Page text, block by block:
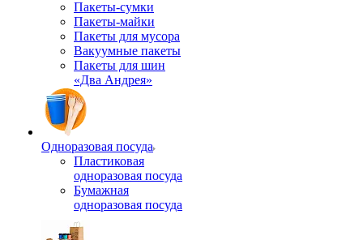
Пакеты-сумки
Пакеты-майки
Пакеты для мусора
Вакуумные пакеты
Пакеты для шин
«Два Андрея»
Одноразовая посуда
Пластиковая
одноразовая посуда
Бумажная
одноразовая посуда